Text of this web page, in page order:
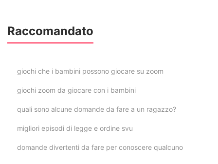
Raccomandato
giochi che i bambini possono giocare su zoom
giochi zoom da giocare con i bambini
quali sono alcune domande da fare a un ragazzo?
migliori episodi di legge e ordine svu
domande divertenti da fare per conoscere qualcuno